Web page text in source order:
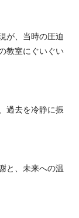
が、当時の圧迫
教室にぐいぐい
過去を冷静に振
と、未来への温